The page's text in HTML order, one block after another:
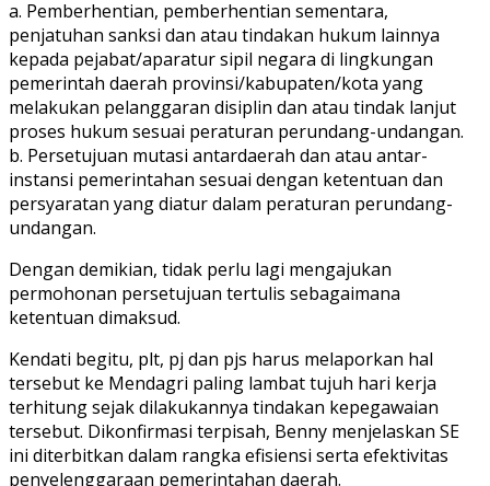
a. Pemberhentian, pemberhentian sementara,
penjatuhan sanksi dan atau tindakan hukum lainnya
kepada pejabat/aparatur sipil negara di lingkungan
pemerintah daerah provinsi/kabupaten/kota yang
melakukan pelanggaran disiplin dan atau tindak lanjut
proses hukum sesuai peraturan perundang-undangan.
b. Persetujuan mutasi antardaerah dan atau antar-
instansi pemerintahan sesuai dengan ketentuan dan
persyaratan yang diatur dalam peraturan perundang-
undangan.
Dengan demikian, tidak perlu lagi mengajukan
permohonan persetujuan tertulis sebagaimana
ketentuan dimaksud.
Kendati begitu, plt, pj dan pjs harus melaporkan hal
tersebut ke Mendagri paling lambat tujuh hari kerja
terhitung sejak dilakukannya tindakan kepegawaian
tersebut. Dikonfirmasi terpisah, Benny menjelaskan SE
ini diterbitkan dalam rangka efisiensi serta efektivitas
penyelenggaraan pemerintahan daerah.